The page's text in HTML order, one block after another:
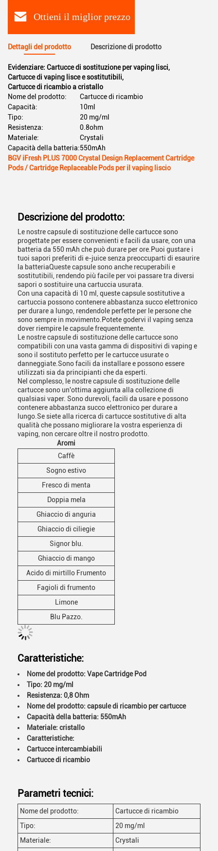
Ottieni il miglior prezzo
Dettagli del prodotto Descrizione di prodotto
Evidenziare: Cartucce di sostituzione per vaping lisci,
Cartucce di vaping lisce e sostitutibili,
Cartucce di ricambio a cristallo
Nome del prodotto:
Cartucce di ricambio
Capacità:
10ml
Tipo:
20 mg/ml
Resistenza:
0.8ohm
Materiale:
Crystali
Capacità della batteria:550mAh
BGV iFresh PLUS 7000 Crystal Design Replacement Cartridge
Pods / Cartridge Replaceable Pods per il vaping liscio
Descrizione del prodotto:
Le nostre capsule di sostituzione delle cartucce sono
progettate per essere convenienti e facili da usare, con una
batteria da 550 mAh che può durare per ore.Puoi gustare i
tuoi sapori preferiti di e-juice senza preoccuparti di esaurire
la batteriaQueste capsule sono anche recuperabili e
sostitutibili, rendendo più facile per voi passare tra diversi
sapori o sostituire una cartuccia usurata.
Con una capacità di 10 ml, queste capsule sostitutive a
cartuccia possono contenere abbastanza succo elettronico
per durare a lungo, rendendole perfette per le persone che
sono sempre in movimento.Potete godervi il vaping senza
dover riempire le capsule frequentemente.
Le nostre capsule di sostituzione delle cartucce sono
compatibili con una vasta gamma di dispositivi di vaping e
sono il sostituto perfetto per le cartucce usurate o
danneggiate.Sono facili da installare e possono essere
utilizzati sia da principianti che da esperti.
Nel complesso, le nostre capsule di sostituzione delle
cartucce sono un'ottima aggiunta alla collezione di
qualsiasi vaper. Sono durevoli, facili da usare e possono
contenere abbastanza succo elettronico per durare a
lungo.Se siete alla ricerca di cartucce sostitutive di alta
qualità che possano migliorare la vostra esperienza di
vaping, non cercare oltre il nostro prodotto.
Aromi
Caffè
Sogno estivo
Fresco di menta
Doppia mela
Ghiaccio di anguria
Ghiaccio di ciliegie
Signor blu.
Ghiaccio di mango
Acido di mirtillo Frumento
Fagioli di frumento
Limone
Blu Pazzo.
Caratteristiche:
Nome del prodotto: Vape Cartridge Pod
Tipo: 20 mg/ml
Resistenza: 0,8 Ohm
Nome del prodotto: capsule di ricambio per cartucce
Capacità della batteria: 550mAh
Materiale: cristallo
Caratteristiche:
Cartucce intercambiabili
Cartucce di ricambio
Parametri tecnici:
Nome del prodotto:
Cartucce di ricambio
Tipo:
20 mg/ml
Materiale:
Crystali